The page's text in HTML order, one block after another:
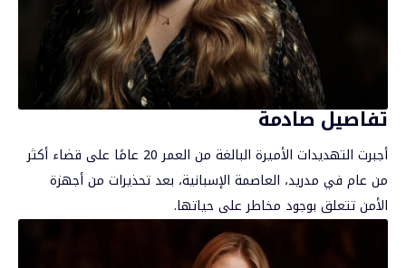
تفاصيل صادمة
أجبرت التهديدات الأميرة البالغة من العمر 20 عامًا على قضاء أكثر
من عام في مدريد، العاصمة الإسبانية، بعد تحذيرات من أجهزة
الأمن تتعلق بوجود مخاطر على حياتها.